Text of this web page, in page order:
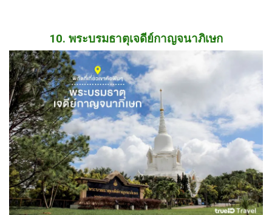
10. พระบรมธาตุเจดีย์กาญจนาภิเษก